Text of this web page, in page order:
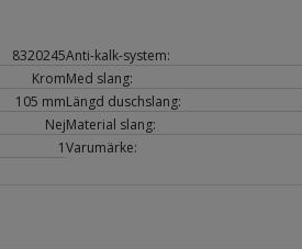
8320245
Krom
105 mm
Nej
1
Anti-kalk-system:
Med slang:
Längd duschslang:
Material slang:
Varumärke: